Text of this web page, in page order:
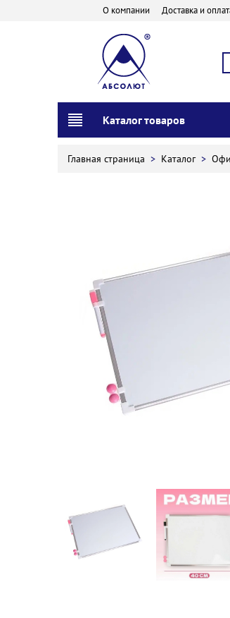
О компании Доставка и
Каталог товаров
Главная страница > Каталог >